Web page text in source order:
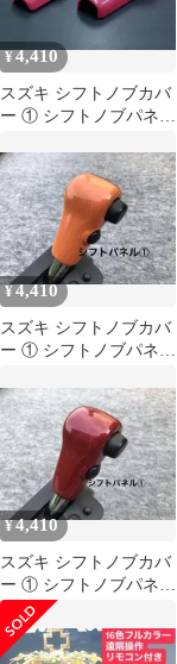
¥4,410
スズキ シフトノブカバ
ー ① シフトノブパネ
ラー
¥4,410
スズキ シフトノブカバ
ー ① シフトノブパネ
スラー
¥4,410
スズキ シフトノブカバ
ー ① シフトノブパネ
ル レッド 初代ハス
ラー